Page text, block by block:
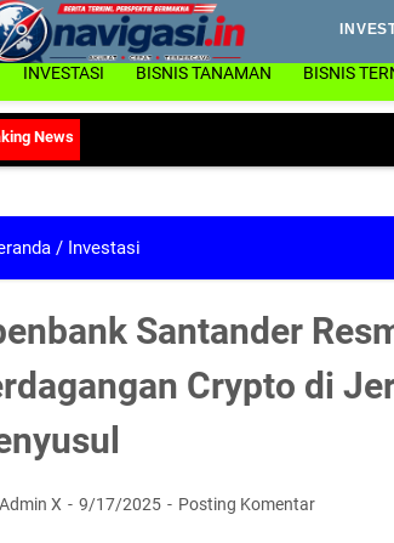
INVESTASI BISNIS TANAMAN BISNIS
/ Investasi
Santander
Crypto di
X 9/17/2025 Posting Komentar